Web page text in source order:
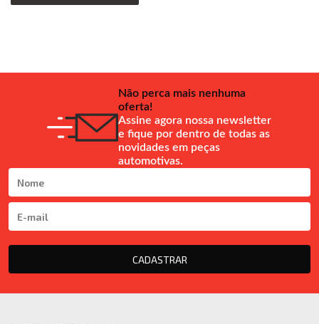
Não perca mais nenhuma
oferta!
Assine agora nossa newsletter
e fique por dentro de todas as
novidades em peças
automotivas.
CADASTRAR